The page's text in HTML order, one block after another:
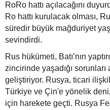
RoRo hattı açılacağını
Ro hattı kurulacak olması,
süredir büyük mağduriyet
sevindirdi.
Rus hükümeti, Batı’nın
zincirinde yaşadığı
geliştiriyor. Rusya, ticari
Türkiye ve Çin'e yönelik
için harekete geçti. Rusya